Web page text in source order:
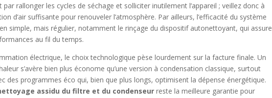
par rallonger les cycles de séchage et solliciter inutilement l’appareil ; veillez donc à
d’air suffisante pour renouveler l’atmosphère. Par ailleurs, l’efficacité du système
simple, mais régulier, notamment le rinçage du dispositif autonettoyant, qui assure
au fil du temps.
électrique, le choix technologique pèse lourdement sur la facture finale. Un
s’avère bien plus économe qu’une version à condensation classique, surtout
des programmes éco qui, bien que plus longs, optimisent la dépense énergétique.
assidu du filtre et du condenseur reste la meilleure garantie pour